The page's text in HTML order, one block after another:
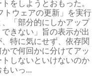
をしようとおもった。
トウェアの更新」を実行
、「部分的にしかアップ
きない」旨の表示が出
特に気にせず、依存関
で何回かに分けてアッ
トしないといけないのか
いっ...